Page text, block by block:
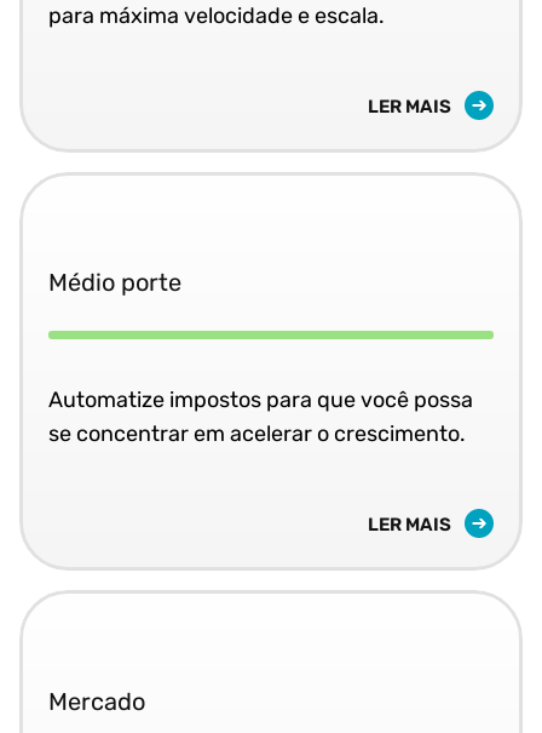
para máxima velocidade e escala.
LER MAIS
Médio porte
Automatize impostos para que você possa
se concentrar em acelerar o crescimento.
LER MAIS
Mercado